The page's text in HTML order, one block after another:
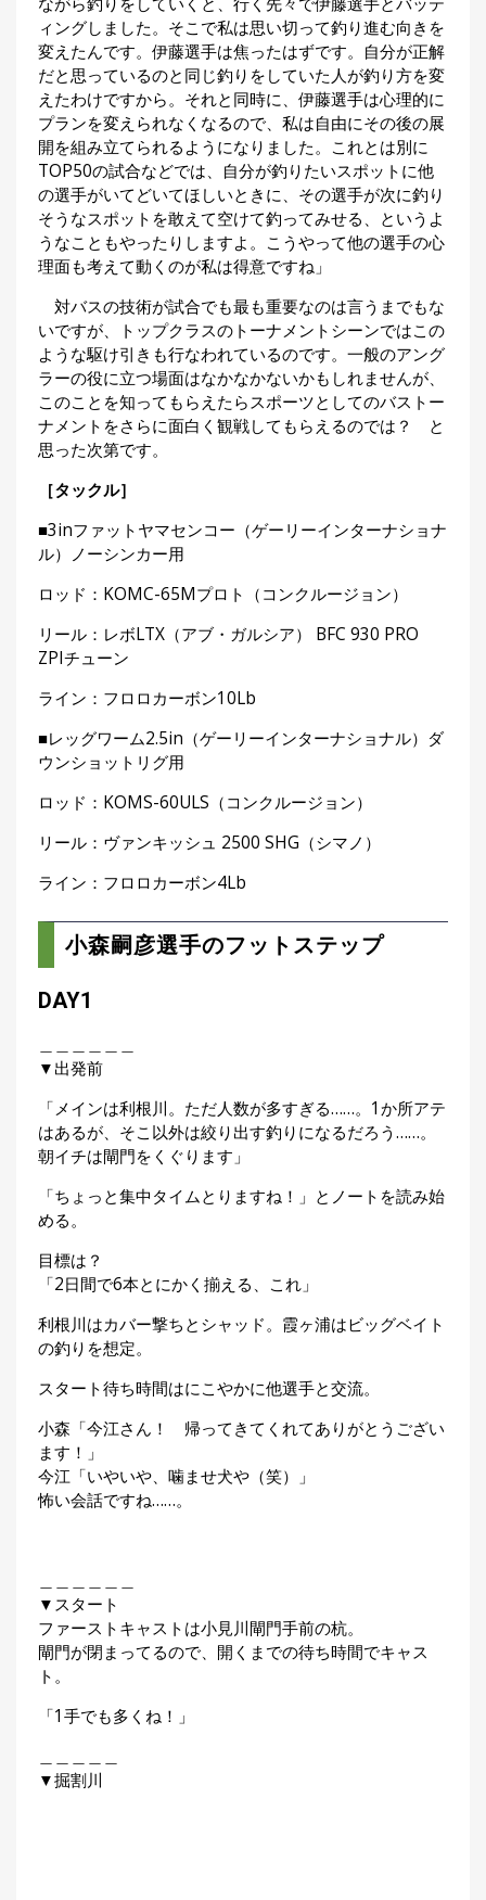
ィングしました。そこで私は思い切って釣り進む向きを
変えたんです。伊藤選手は焦ったはずです。自分が正解
だと思っているのと同じ釣りをしていた人が釣り方を変
えたわけですから。それと同時に、伊藤選手は心理的に
プランを変えられなくなるので、私は自由にその後の展
開を組み立てられるようになりました。これとは別に
TOP50の試合などでは、自分が釣りたいスポットに他
の選手がいてどいてほしいときに、その選手が次に釣り
そうなスポットを敢えて空けて釣ってみせる、というよ
うなこともやったりしますよ。こうやって他の選手の心
理面も考えて動くのが私は得意ですね」
対バスの技術が試合でも最も重要なのは言うまでもな
いですが、トップクラスのトーナメントシーンではこの
ような駆け引きも行なわれているのです。一般のアング
ラーの役に立つ場面はなかなかないかもしれませんが、
このことを知ってもらえたらスポーツとしてのバストー
ナメントをさらに面白く観戦してもらえるのでは？ と
思った次第です。
［タックル］
■3inファットヤマセンコー（ゲーリーインターナショナ
ル）ノーシンカー用
ロッド：KOMC-65Mプロト（コンクルージョン）
リール：レボLTX（アブ・ガルシア） BFC 930 PRO
ZPIチューン
ライン：フロロカーボン10Lb
■レッグワーム2.5in（ゲーリーインターナショナル）ダ
ウンショットリグ用
ロッド：KOMS-60ULS（コンクルージョン）
リール：ヴァンキッシュ 2500 SHG（シマノ）
ライン：フロロカーボン4Lb
小森嗣彦選手のフットステップ
DAY1
▼出発前
「メインは利根川。ただ人数が多すぎる……。1か所アテ
はあるが、そこ以外は絞り出す釣りになるだろう……。
朝イチは閘門をくぐります」
「ちょっと集中タイムとりますね！」とノートを読み始
める。
目標は？
「2日間で6本とにかく揃える、これ」
利根川はカバー撃ちとシャッド。霞ヶ浦はビッグベイト
の釣りを想定。
スタート待ち時間はにこやかに他選手と交流。
小森「今江さん！ 帰ってきてくれてありがとうござい
ます！」
今江「いやいや、噛ませ犬や（笑）」
怖い会話ですね……。
▼スタート
ファーストキャストは小見川閘門手前の杭。
閘門が閉まってるので、開くまでの待ち時間でキャス
ト。
「1手でも多くね！」
▼掘割川